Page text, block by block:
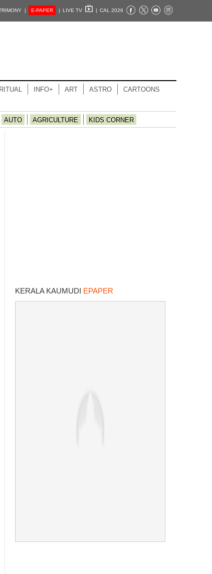
| E-PAPER | LIVE TV | CAL 2026
INFO+ ART ASTRO CARTOONS
AUTO AGRICULTURE KIDS CORNER
KERALA KAUMUDI EPAPER